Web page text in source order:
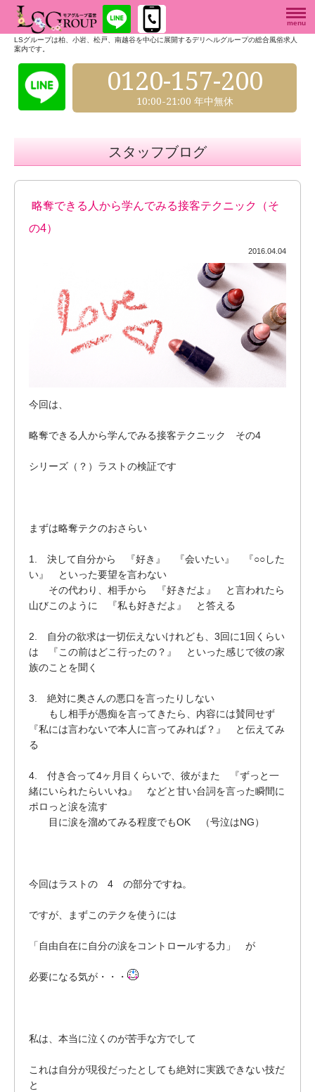
menu
LSグループは柏、小岩、松戸、南越谷を中心に展開するデリヘルグループの総合風俗求人
案内です。
0120-157-200
10:00-21:00 年中無休
スタッフブログ
略奪できる人から学んでみる接客テクニック（そ
の4）
2016.04.04
今回は、
略奪できる人から学んでみる接客テクニック その4
シリーズ（？）ラストの検証です
まずは略奪テクのおさらい
1. 決して自分から 『好き』 『会いたい』 『○○した
い』 といった要望を言わない
その代わり、相手から 『好きだよ』 と言われたら
山びこのように 『私も好きだよ』 と答える
2. 自分の欲求は一切伝えないけれども、3回に1回くらい
は 『この前はどこ行ったの？』 といった感じで彼の家
族のことを聞く
3. 絶対に奥さんの悪口を言ったりしない
もし相手が愚痴を言ってきたら、内容には賛同せず
『私には言わないで本人に言ってみれば？』 と伝えてみ
る
4. 付き合って4ヶ月目くらいで、彼がまた 『ずっと一
緒にいられたらいいね』 などと甘い台詞を言った瞬間に
ポロっと涙を流す
目に涙を溜めてみる程度でもOK （号泣はNG）
今回はラストの 4 の部分ですね。
ですが、まずこのテクを使うには
「自由自在に自分の涙をコントロールする力」 が
必要になる気が・・・
私は、本当に泣くのが苦手な方でして
これは自分が現役だったとしても絶対に実践できない技だ
と